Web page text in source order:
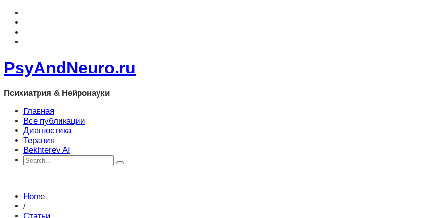
PsyAndNeuro.ru
Психиатрия & Нейронауки
Главная
Все публикации
Диагностика
Терапия
Bekhterev AI
Home
/
Статьи